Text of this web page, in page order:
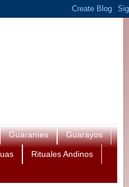
Guaraníes Guarayos
Rituales Andinos